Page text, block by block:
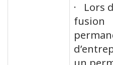
· Lors
fusion